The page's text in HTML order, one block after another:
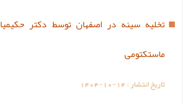
تخلیه سینه در اصفهان توسط دکتر
ماستکتومی
تاریخ انتشار :1404-10-14